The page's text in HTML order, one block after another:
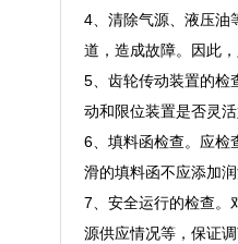
4、清除气源、液压油
道，造成故障。因此
5、齿轮传动装置的检
动和限位装置是否灵活
6、填料函检查。应检
滑的填料函不应添加润
7、安全运行的检查。
源供应情况等，保证